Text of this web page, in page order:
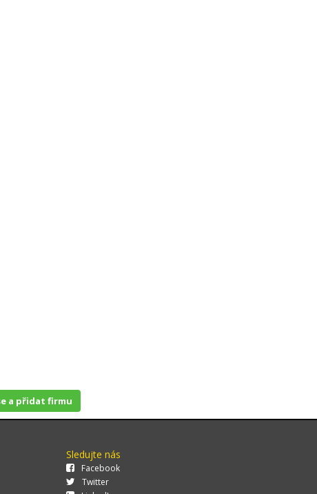
a přidat firmu
Sledujte nás
Facebook
Twitter